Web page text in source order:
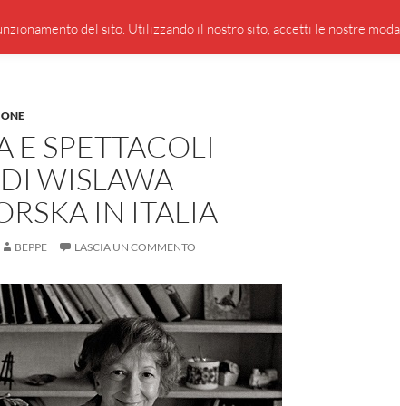
PRESENTAZIONE DI GIUSEPPE BORSOI
E SPETTACOLI
DI WISLAWA
IN ITALIA
BEPPE LASCIA UN COMMENTO
del sito. Utilizzando il nostro sito, accetti le nostre